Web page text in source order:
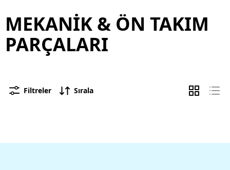
MEKANİK & ÖN TAKIM
PARÇALARI
Filtreler Sırala